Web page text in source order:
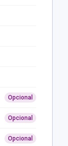
Opcional
Opcional
Opcional